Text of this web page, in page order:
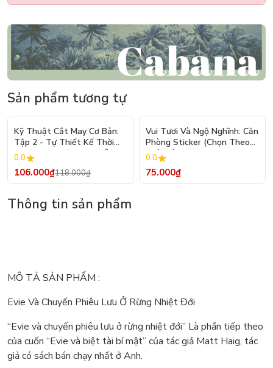
Sản phẩm tương tự
- 10%
Kỹ Thuật Cắt May Cơ Bản:
Tập 2 - Tự Thiết Kế Thời
Trang Nam Nữ - Tạo Mẫu
Rập - Kỹ Thuật Nhảy Size
0.0
106.000₫118.000₫
Vui Tươi Và Ngộ Nghĩnh: Căn
Phòng Sticker (Chọn Theo
Chủ Đề) - Hơn 250 Sticker
0.0
75.000₫
Thông tin sản phẩm
MÔ TẢ SẢN PHẨM :
Evie Và Chuyến Phiêu Lưu Ở Rừng Nhiệt Đới
“Evie và chuyến phiêu lưu ở rừng nhiệt đới” Là phần tiếp theo
của cuốn “Evie và biệt tài bí mật” của tác giả Matt Haig, tác
giả có sách bán chạy nhất ở Anh.